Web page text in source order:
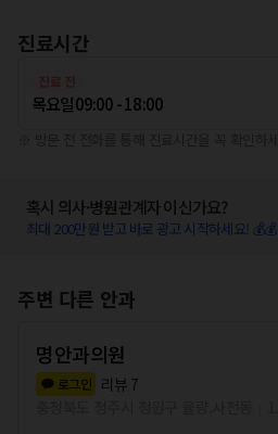
진료시간
목요일09:00 - 18:00
혹시 의사·병원관계자 이신가요?
최대 200만원 받고 바로 광고 시작하세요! 💰💰
주변 다른 안과
명안과의원
로그인 리뷰 7